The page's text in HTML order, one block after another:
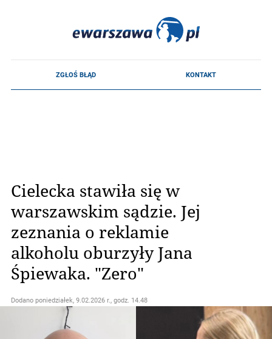
Cielecka stawiła się w
warszawskim sądzie. Jej
zeznania o reklamie
alkoholu oburzyły Jana
Śpiewaka. "Zero"
Dodano poniedziałek, 9.02.2026 r., godz. 14.48